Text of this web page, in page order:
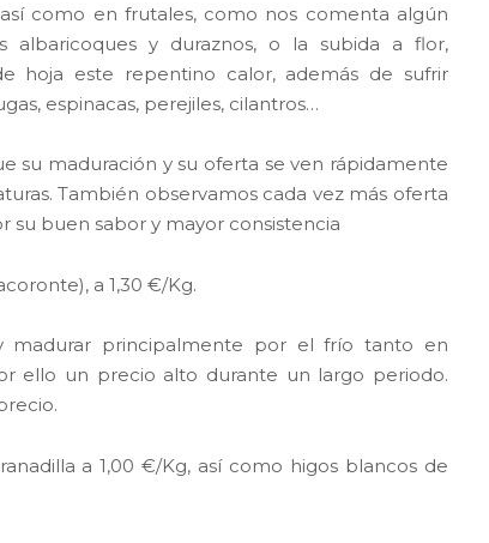
como en frutales, como nos comenta algún
y duraznos, o la subida a flor,
hoja este repentino calor, además de sufrir
espinacas, perejiles, cilantros…
su maduración y su oferta se ven rápidamente
También observamos cada vez más oferta
su buen sabor y mayor consistencia
a 1,30 €/Kg.
madurar principalmente por el frío tanto en
ello un precio alto durante un largo periodo.
a 1,00 €/Kg, así como higos blancos de